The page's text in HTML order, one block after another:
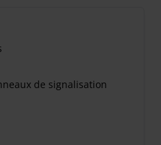
de signalisation